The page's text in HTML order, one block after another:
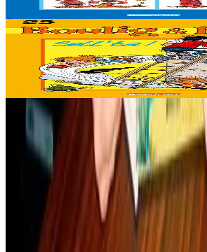
Épuisé
Bannoù-heol
Les v'là !